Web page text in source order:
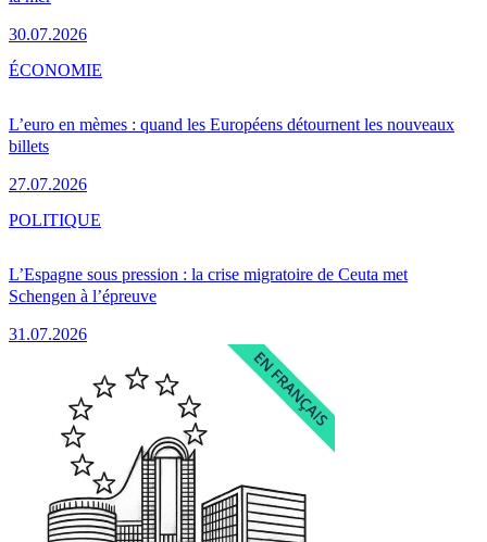
30.07.2026
L’euro en mèmes : quand les Européens détournent les nouveaux
billets
27.07.2026
ÉCONOMIE
L’Espagne sous pression : la crise migratoire de Ceuta met
Schengen à l’épreuve
31.07.2026
POLITIQUE